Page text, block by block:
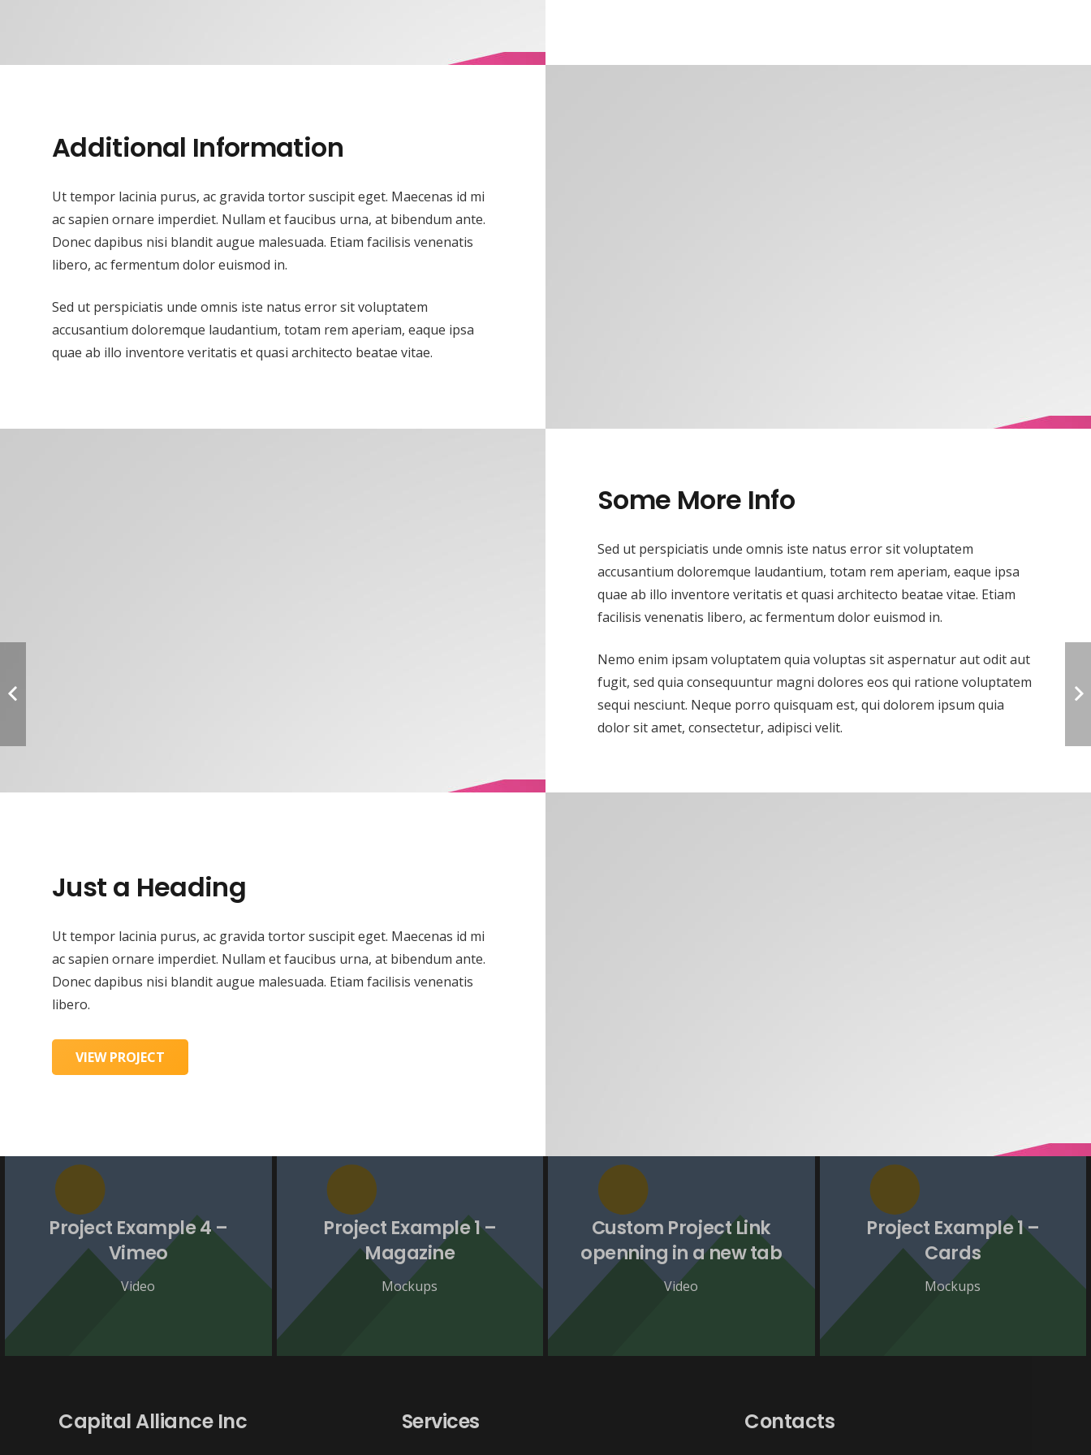
Additional Information
Ut tempor lacinia purus, ac gravida tortor suscipit eget. Maecenas id mi
ac sapien ornare imperdiet. Nullam et faucibus urna, at bibendum ante.
Donec dapibus nisi blandit augue malesuada. Etiam facilisis venenatis
libero, ac fermentum dolor euismod in.
Sed ut perspiciatis unde omnis iste natus error sit voluptatem
accusantium doloremque laudantium, totam rem aperiam, eaque ipsa
quae ab illo inventore veritatis et quasi architecto beatae vitae.
Some More Info
Sed ut perspiciatis unde omnis iste natus error sit voluptatem
accusantium doloremque laudantium, totam rem aperiam, eaque ipsa
quae ab illo inventore veritatis et quasi architecto beatae vitae. Etiam
facilisis venenatis libero, ac fermentum dolor euismod in.
Nemo enim ipsam voluptatem quia voluptas sit aspernatur aut odit aut
fugit, sed quia consequuntur magni dolores eos qui ratione voluptatem
sequi nesciunt. Neque porro quisquam est, qui dolorem ipsum quia
dolor sit amet, consectetur, adipisci velit.
Just a Heading
Ut tempor lacinia purus, ac gravida tortor suscipit eget. Maecenas id mi
ac sapien ornare imperdiet. Nullam et faucibus urna, at bibendum ante.
Donec dapibus nisi blandit augue malesuada. Etiam facilisis venenatis
libero.
VIEW PROJECT
Project Example 4 –
Vimeo
Video
Project Example 1 –
Magazine
Mockups
Custom Project Link
openning in a new tab
Video
Project Example 1 –
Cards
Mockups
Capital Alliance Inc Services Contacts